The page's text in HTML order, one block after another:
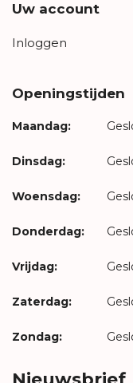
Uw account
Inloggen
Openingstijden
Maandag:
Dinsdag:
Woensdag:
Donderdag:
Vrijdag:
Zaterdag:
Zondag: